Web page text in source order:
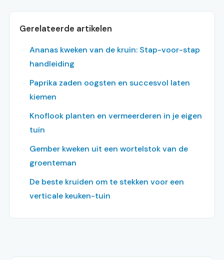
Gerelateerde artikelen
Ananas kweken van de kruin: Stap-voor-stap
handleiding
Paprika zaden oogsten en succesvol laten
kiemen
Knoflook planten en vermeerderen in je eigen
tuin
Gember kweken uit een wortelstok van de
groenteman
De beste kruiden om te stekken voor een
verticale keuken-tuin